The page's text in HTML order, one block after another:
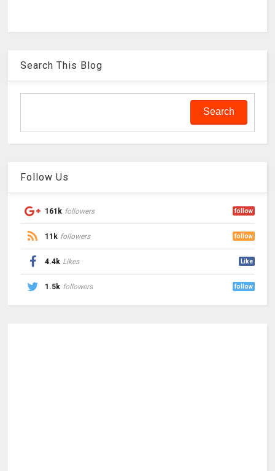
Search This Blog
Follow Us
161k followers follow
11k followers follow
4.4k Likes Like
1.5k followers follow